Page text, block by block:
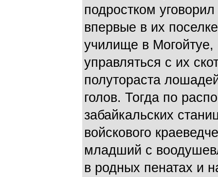
подростком
впервые в их
училище в Могойтуе,
управляться с их
полутораста
голов. Тогда по
забайкальских
войскового
младший с
в родных пенатах и